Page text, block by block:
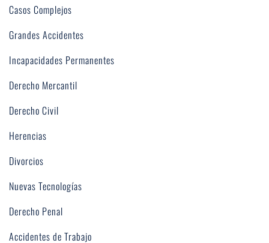
Casos Complejos
Grandes Accidentes
Incapacidades Permanentes
Derecho Mercantil
Derecho Civil
Herencias
Divorcios
Nuevas Tecnologías
Derecho Penal
Accidentes de Trabajo